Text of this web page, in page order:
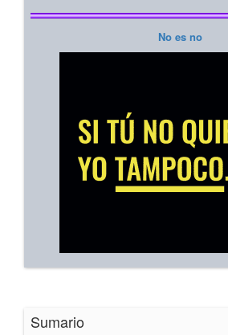
No es no
Sumario